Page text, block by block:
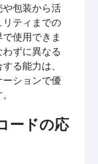
や包装から活
リティまでの
使用できま
ずに異なる
る能力は、
ーションで優
ードの応